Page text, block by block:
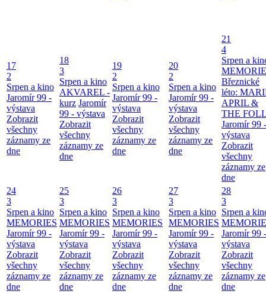
17
2
Srpen a kino
Jaromír 99 -
výstava
Zobrazit
všechny
záznamy ze
dne
18
3
Srpen a kino
AKVAREL -
kurz Jaromír
99 - výstava
Zobrazit
všechny
záznamy ze
dne
19
2
Srpen a kino
Jaromír 99 -
výstava
Zobrazit
všechny
záznamy ze
dne
20
2
Srpen a kino
Jaromír 99 -
výstava
Zobrazit
všechny
záznamy ze
dne
21
4
Srpen a
Březnické
léto:
APRIL &
THE
Jaromír 99 -
výstava
Zobrazit
všechny
záznamy ze
dne
24
3
Srpen a kino
MEMORIES
Jaromír 99 -
výstava
Zobrazit
všechny
záznamy ze
dne
25
3
Srpen a kino
MEMORIES
Jaromír 99 -
výstava
Zobrazit
všechny
záznamy ze
dne
26
3
Srpen a kino
MEMORIES
Jaromír 99 -
výstava
Zobrazit
všechny
záznamy ze
dne
27
3
Srpen a kino
MEMORIES
Jaromír 99 -
výstava
Zobrazit
všechny
záznamy ze
dne
28
3
Srpen a
Jaromír 99 -
výstava
Zobrazit
všechny
záznamy ze
dne